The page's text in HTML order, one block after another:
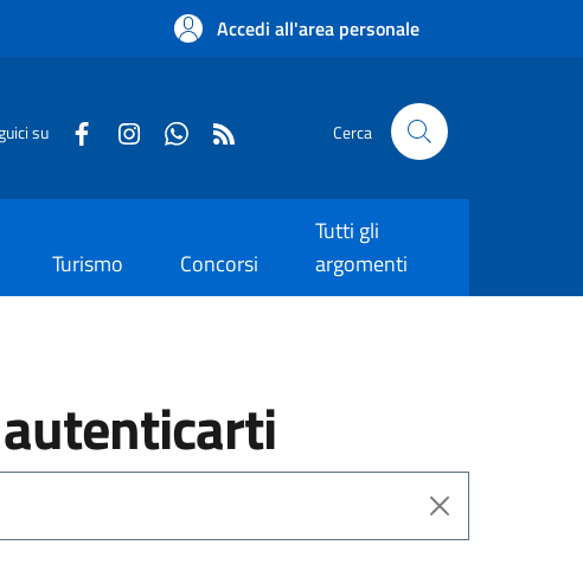
Accedi all'area personale
su Cerca
Turismo Concorsi
Tutti gli
argomenti